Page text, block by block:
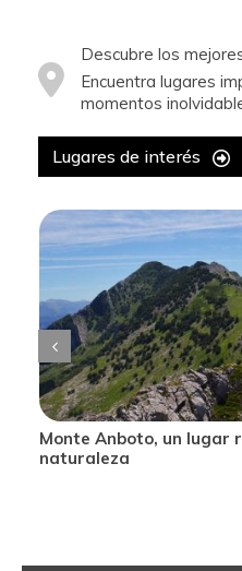
Descubre los
Encuentra lugares
momentos
Lugares de interés
Monte Anboto, un lugar
naturaleza